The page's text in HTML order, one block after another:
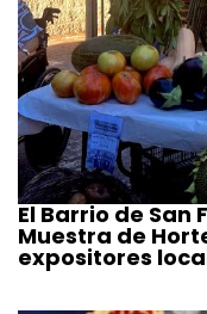
El Barrio de San
Muestra de
expositores